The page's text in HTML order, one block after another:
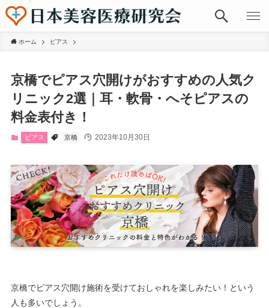
ホーム ピアス
京橋でピアス穴開けがおすすめの人気ク
リニック2選｜耳・軟骨・へそピアスの
料金表付き！
ピアス 京橋 2023年10月30日
京橋でピアス穴開け施術を受けておしゃれを楽しみたい！という
人も多いでしょう。